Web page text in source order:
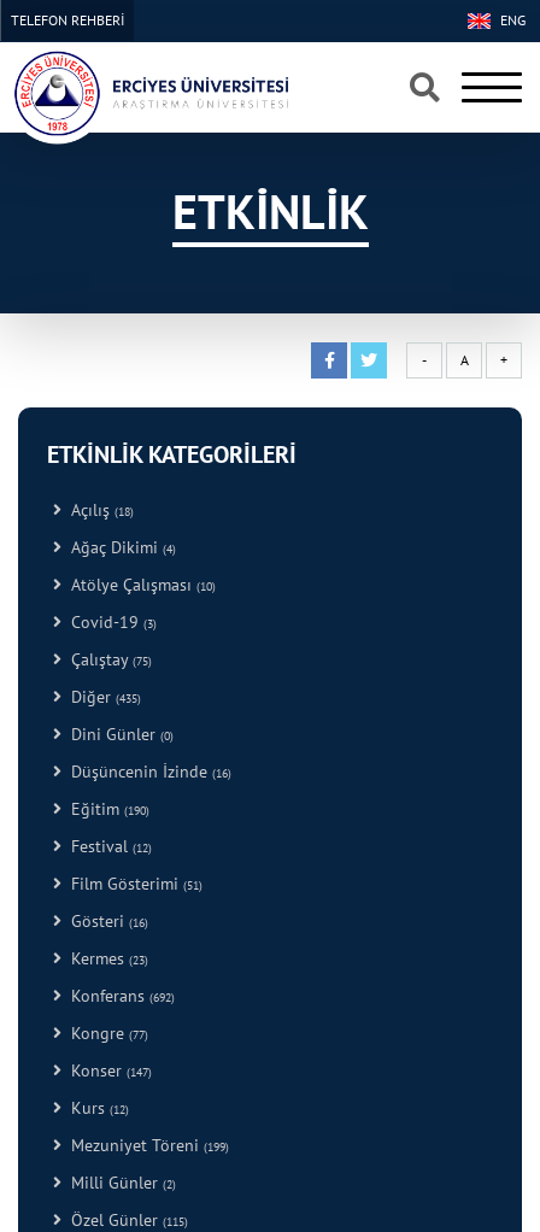
×
×
ENG
TELEFON REHBERİ
ETKİNLİK
- A +
ETKİNLİK KATEGORİLERİ
Açılış (18)
Ağaç Dikimi (4)
Atölye Çalışması (10)
Covid-19 (3)
Çalıştay (75)
Diğer (435)
Dini Günler (0)
Düşüncenin İzinde (16)
Eğitim (190)
Festival (12)
Film Gösterimi (51)
Gösteri (16)
Kermes (23)
Konferans (692)
Kongre (77)
Konser (147)
Kurs (12)
Mezuniyet Töreni (199)
Milli Günler (2)
Özel Günler (115)